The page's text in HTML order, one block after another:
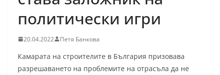
политически игри
20.04.2022 Петя Банкова
Камарата на строителите в България призовава
разрешаването на проблемите на отрасъла да не